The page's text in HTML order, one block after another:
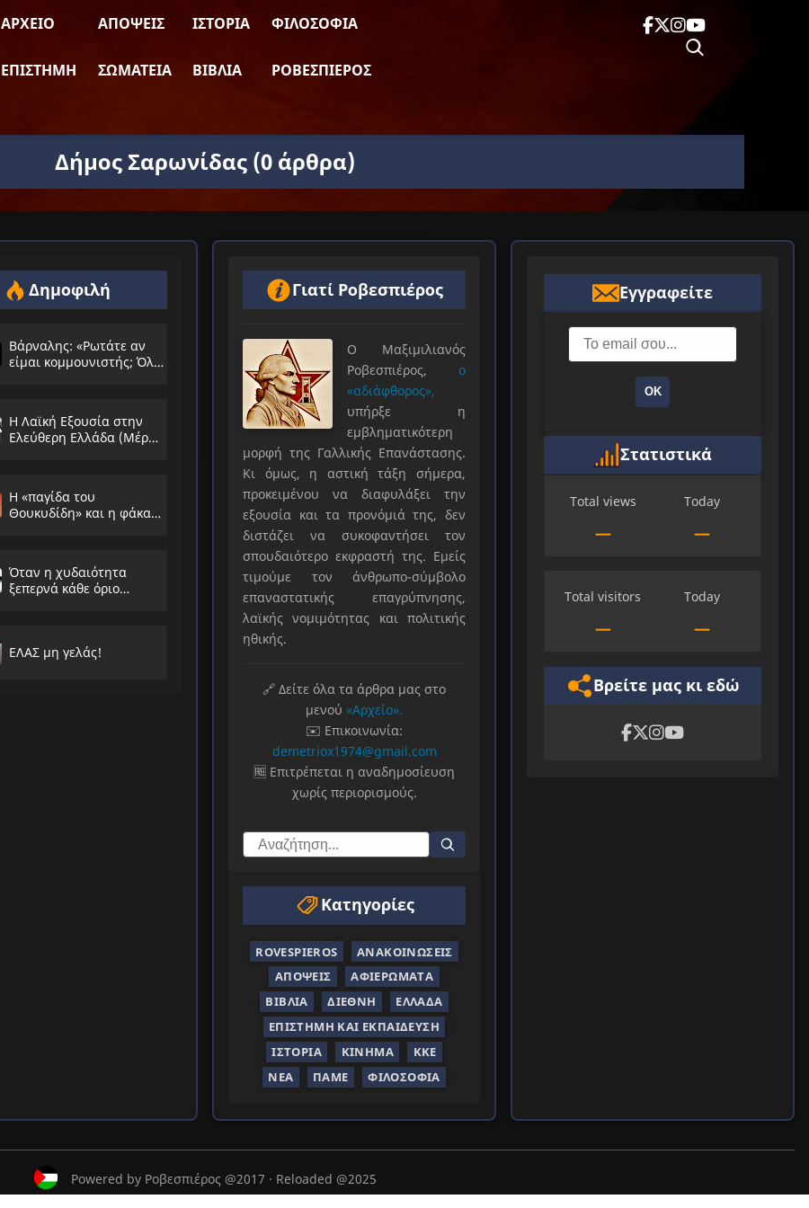
ΑΡΧΕΊΟ ΑΠΌΨΕΙΣ ΙΣΤΟΡΊΑ ΦΙΛΟΣΟΦΊΑ
ΕΠΙΣΤΉΜΗ ΣΩΜΑΤΕΊΑ ΒΙΒΛΊΑ ΡΟΒΕΣΠΙΈΡΟΣ
Δήμος Σαρωνίδας (0 άρθρα)
Δημοφιλή
Βάρναλης: «Ρωτάτε αν
είμαι κομμουνιστής; Όλο
Η Λαϊκή Εξουσία στην
Ελεύθερη Ελλάδα (Μέρος
Η «παγίδα του
Θουκυδίδη» και η φάκα
Όταν η χυδαιότητα
ξεπερνά κάθε όριο…
ΕΛΑΣ μη γελάς!
Γιατί Ροβεσπιέρος
Ο Μαξιμιλιανός
Ροβεσπιέρος, ο
«αδιάφθορος»,
υπήρξε η
εμβληματικότερη
μορφή της Γαλλικής Επανάστασης.
Κι όμως, η αστική τάξη σήμερα,
προκειμένου να διαφυλάξει την
εξουσία και τα προνόμιά της, δεν
διστάζει να συκοφαντήσει τον
σπουδαιότερο εκφραστή της. Εμείς
τιμούμε τον άνθρωπο-σύμβολο
επαναστατικής επαγρύπνησης,
λαϊκής νομιμότητας και πολιτικής
ηθικής.
🔗 Δείτε όλα τα άρθρα μας στο
μενού «Αρχείο».
✉️ Επικοινωνία:
demetriox1974@gmail.com
🆓 Επιτρέπεται η αναδημοσίευση
χωρίς περιορισμούς.
Κατηγορίες
ROVESPIEROS
ΑΝΑΚΟΙΝΏΣΕΙΣ
ΑΠΌΨΕΙΣ
ΑΦΙΕΡΏΜΑΤΑ
ΒΙΒΛΊΑ
ΔΙΕΘΝΉ
ΕΛΛΆΔΑ
ΕΠΙΣΤΉΜΗ ΚΑΙ ΕΚΠΑΊΔΕΥΣΗ
ΙΣΤΟΡΊΑ
ΚΊΝΗΜΑ
ΚΚΕ
ΝΈΑ
ΠΑΜΕ ΦΙΛΟΣΟΦΊΑ
Εγγραφείτε
ΟΚ
Στατιστικά
Total views
—
Today
—
Total visitors
—
Today
—
Βρείτε μας κι εδώ
Powered by Ροβεσπιέρος @2017 · Reloaded @2025